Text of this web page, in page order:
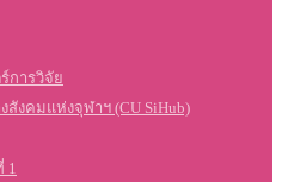
การวิจัย
งคมแห่งจุฬาฯ (CU SiHub)
1